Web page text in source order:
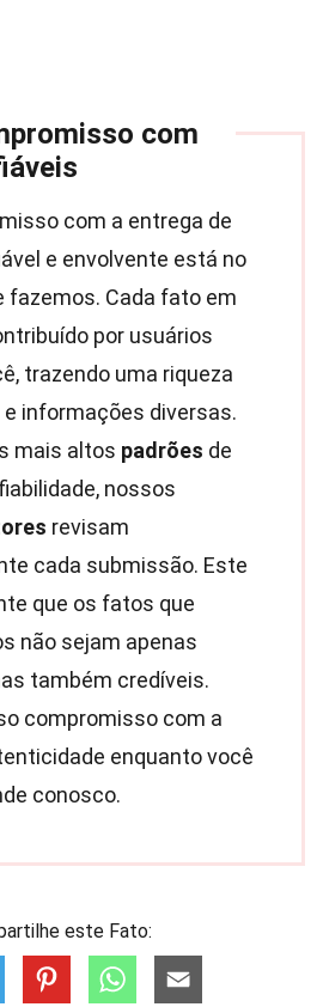
com
com a entrega de
e envolvente está no
fazemos. Cada fato em
por usuários
trazendo uma riqueza
informações diversas.
mais altos padrões de
nossos
revisam
cada submissão. Este
que os fatos que
não sejam apenas
também credíveis.
compromisso com a
enquanto você
conosco.
este Fato: